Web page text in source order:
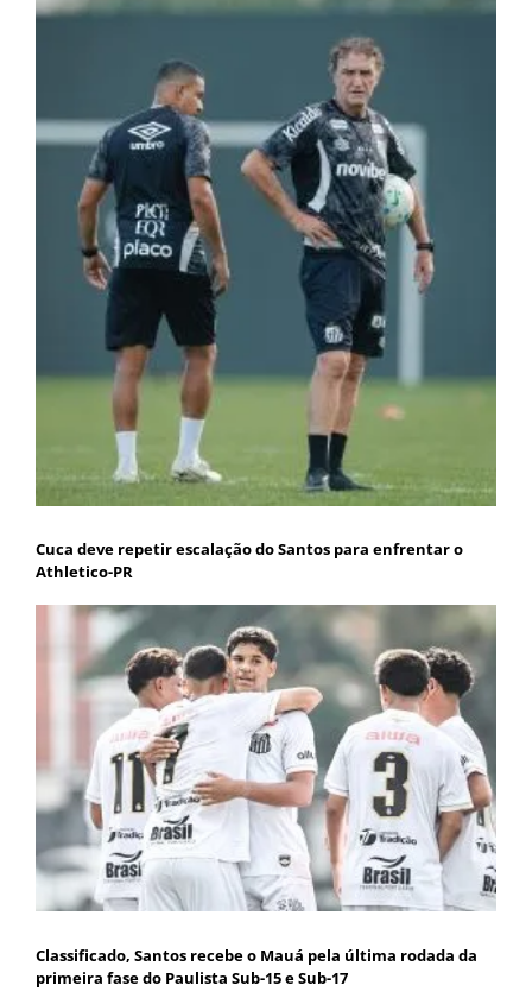
Cuca deve repetir escalação do Santos para enfrentar o
Athletico-PR
Classificado, Santos recebe o Mauá pela última rodada da
primeira fase do Paulista Sub-15 e Sub-17